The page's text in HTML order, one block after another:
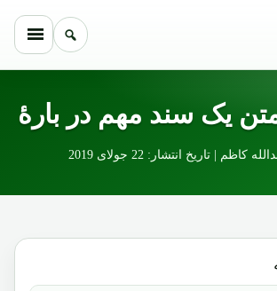
یک سند مهم در بارۀ
| تاریخ انتشار: 22 جولای 2019